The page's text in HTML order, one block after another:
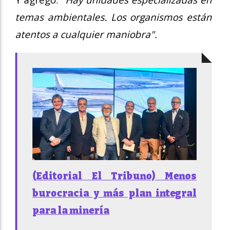
temas ambientales. Los organismos están
atentos a cualquier maniobra".
(Editorial El Tribuno) Menos
burocracia y más plan integral
para la minería